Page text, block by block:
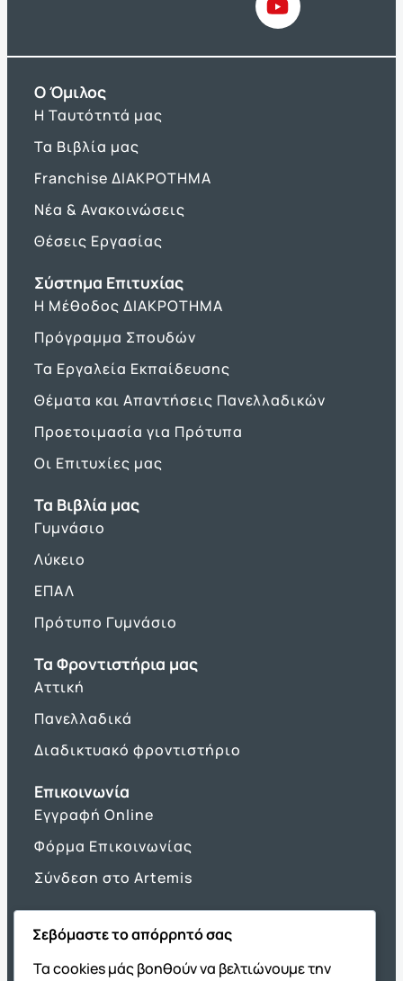
O Όμιλος
Η Ταυτότητά μας
Τα Βιβλία μας
Franchise ΔΙΑΚΡΟΤΗΜΑ
Νέα & Ανακοινώσεις
Θέσεις Εργασίας
Σύστημα Επιτυχίας
Η Μέθοδος ΔΙΑΚΡΟΤΗΜΑ
Πρόγραμμα Σπουδών
Τα Εργαλεία Εκπαίδευσης
Θέματα και Απαντήσεις Πανελλαδικών
Προετοιμασία για Πρότυπα
Οι Επιτυχίες μας
Τα Βιβλία μας
Γυμνάσιο
Λύκειο
ΕΠΑΛ
Πρότυπο Γυμνάσιο
Τα Φροντιστήρια μας
Αττική
Πανελλαδικά
Διαδικτυακό φροντιστήριο
Επικοινωνία
Εγγραφή Online
Φόρμα Επικοινωνίας
Σύνδεση στο Artemis
Όμιλος ΔΙΑΚΡΟΤΗΜΑ
Σεβόμαστε το απόρρητό σας
Τα cookies μάς βοηθούν να βελτιώνουμε την